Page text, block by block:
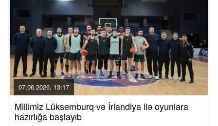
07.06.2026, 13:17
Millimiz Lüksemburq və İrlandiya ilə oyunlara
hazırlığa başlayıb